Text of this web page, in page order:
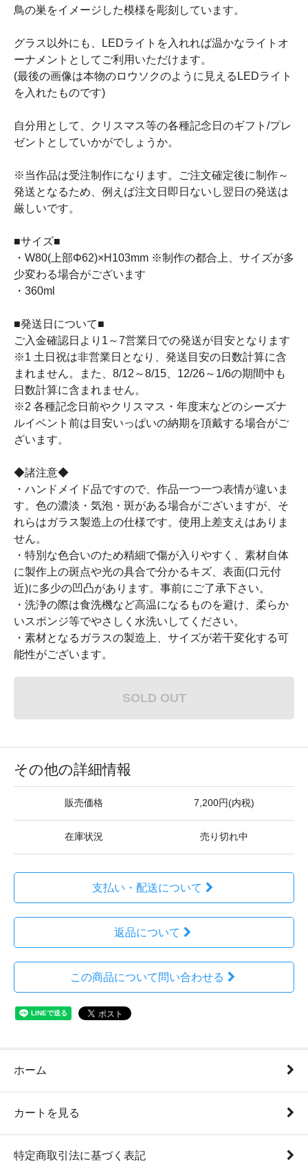
鳥の巣をイメージした模様を彫刻しています。
グラス以外にも、LEDライトを入れれば温かなライトオ
ーナメントとしてご利用いただけます。
(最後の画像は本物のロウソクのように見えるLEDライト
を入れたものです)
自分用として、クリスマス等の各種記念日のギフト/プレ
ゼントとしていかがでしょうか。
※当作品は受注制作になります。ご注文確定後に制作～
発送となるため、例えば注文日即日ないし翌日の発送は
厳しいです。
■サイズ■
・W80(上部Φ62)×H103mm ※制作の都合上、サイズが多
少変わる場合がございます
・360ml
■発送日について■
ご入金確認日より1～7営業日での発送が目安となります
※1 土日祝は非営業日となり、発送目安の日数計算に含
まれません。また、8/12～8/15、12/26～1/6の期間中も
日数計算に含まれません。
※2 各種記念日前やクリスマス・年度末などのシーズナ
ルイベント前は目安いっぱいの納期を頂戴する場合がご
ざいます。
◆諸注意◆
・ハンドメイド品ですので、作品一つ一つ表情が違いま
す。色の濃淡・気泡・斑がある場合がございますが、そ
れらはガラス製造上の仕様です。使用上差支えはありま
せん。
・特別な色合いのため精細で傷が入りやすく、素材自体
に製作上の斑点や光の具合で分かるキズ、表面(口元付
近)に多少の凹凸があります。事前にご了承下さい。
・洗浄の際は食洗機など高温になるものを避け、柔らか
いスポンジ等でやさしく水洗いしてください。
・素材となるガラスの製造上、サイズが若干変化する可
能性がございます。
SOLD OUT
その他の詳細情報
販売価格 7,200円(内税)
在庫状況 売り切れ中
支払い・配送について
返品について
この商品について問い合わせる
ホーム
カートを見る
特定商取引法に基づく表記